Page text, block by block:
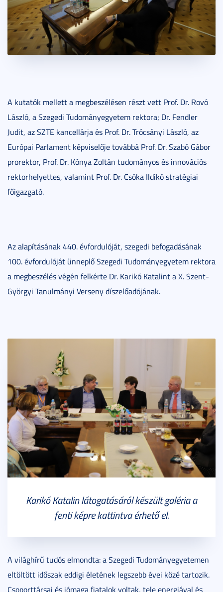
A kutatók mellett a megbeszélésen részt vett Prof. Dr. Rovó
László, a Szegedi Tudományegyetem rektora; Dr. Fendler
Judit, az SZTE kancellárja és Prof. Dr. Trócsányi László, az
Európai Parlament képviselője továbbá Prof. Dr. Szabó Gábor
prorektor, Prof. Dr. Kónya Zoltán tudományos és innovációs
rektorhelyettes, valamint Prof. Dr. Csóka Ildikó stratégiai
főigazgató.
Az alapításának 440. évfordulóját, szegedi befogadásának
100. évfordulóját ünneplő Szegedi Tudományegyetem rektora
a megbeszélés végén felkérte Dr. Karikó Katalint a X. Szent-
Györgyi Tanulmányi Verseny díszelőadójának.
Karikó Katalin látogatásáról készült galéria a
fenti képre kattintva érhető el.
A világhírű tudós elmondta: a Szegedi Tudományegyetemen
eltöltött időszak eddigi életének legszebb évei közé tartozik.
Csoporttársai és jómaga fiatalok voltak, tele energiával és